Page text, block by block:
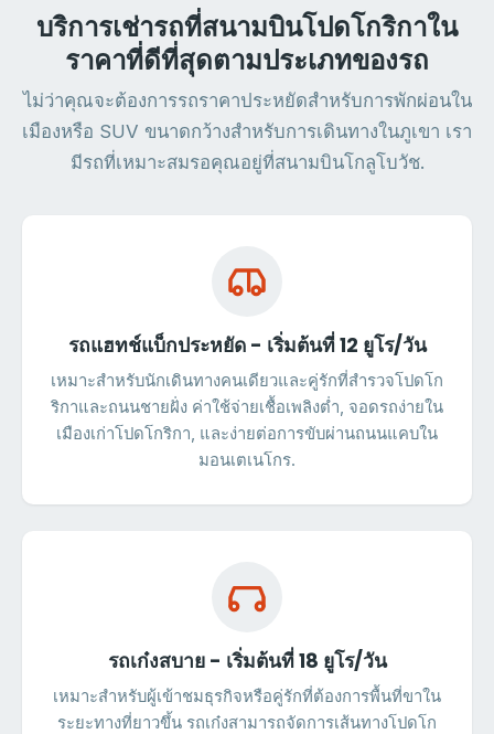
บริการเช่ารถที่สนามบินโปดโกริกาใน
ราคาที่ดีที่สุดตามประเภทของรถ
ไม่ว่าคุณจะต้องการรถราคาประหยัดสำหรับการพักผ่อนใน
เมืองหรือ SUV ขนาดกว้างสำหรับการเดินทางในภูเขา เรา
มีรถที่เหมาะสมรอคุณอยู่ที่สนามบินโกลูโบวัช.
รถแฮทช์แบ็กประหยัด - เริ่มต้นที่ 12 ยูโร/วัน
เหมาะสำหรับนักเดินทางคนเดียวและคู่รักที่สำรวจโปดโก
ริกาและถนนชายฝั่ง ค่าใช้จ่ายเชื้อเพลิงต่ำ, จอดรถง่ายใน
เมืองเก่าโปดโกริกา, และง่ายต่อการขับผ่านถนนแคบใน
มอนเตเนโกร.
รถเก๋งสบาย - เริ่มต้นที่ 18 ยูโร/วัน
เหมาะสำหรับผู้เข้าชมธุรกิจหรือคู่รักที่ต้องการพื้นที่ขาใน
ระยะทางที่ยาวขึ้น รถเก๋งสามารถจัดการเส้นทางโปดโก